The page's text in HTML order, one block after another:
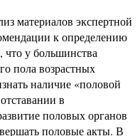
материалов экспертной
к определению
что у большинства
пола возрастных
наличие «половой
в
половых органов
половые акты. В